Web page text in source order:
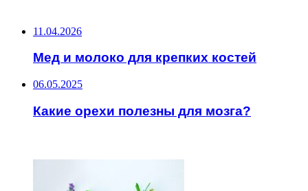
11.04.2026
Мед и молоко для крепких костей
06.05.2025
Какие орехи полезны для мозга?